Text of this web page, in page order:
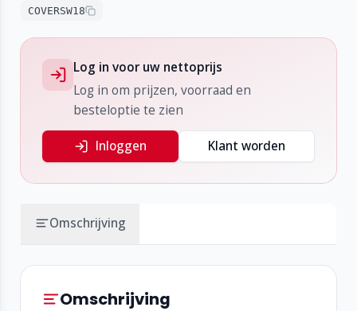
COVERSW18
Log in voor uw nettoprijs
Log in om prijzen, voorraad en
besteloptie te zien
Inloggen Klant worden
Omschrijving
Omschrijving